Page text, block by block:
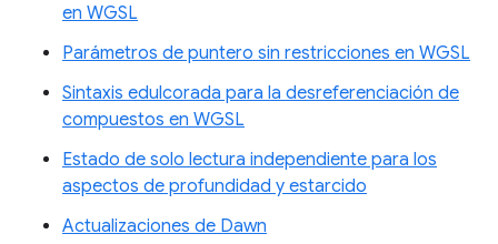
en WGSL
Parámetros de puntero sin restricciones en WGSL
Sintaxis edulcorada para la desreferenciación de
compuestos en WGSL
Estado de solo lectura independiente para los
aspectos de profundidad y estarcido
Actualizaciones de Dawn